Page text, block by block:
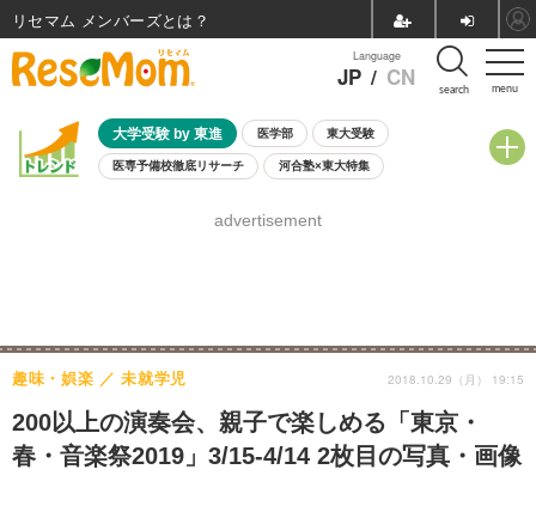
menu
Language
JP / CN search
大学受験 by 東進 医学部 東大受験
医専予備校徹底リサーチ 河合塾×東大特集
8月開催学校説明会・相談会
advertisement
200以上の演奏会、親子で楽しめる「東京・
春・音楽祭2019」3/15-4/14 2枚目の写真・画像
趣味・娯楽 未就学児 2018.10.29（月） 19:15
リセマム メンバーズ